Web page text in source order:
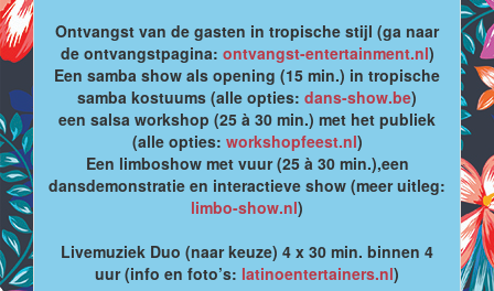
Ontvangst van de gasten in tropische stijl (ga naar
de ontvangstpagina: ontvangst-entertainment.nl)
Een samba show als opening (15 min.) in tropische
samba kostuums (alle opties: dans-show.be)
een salsa workshop (25 à 30 min.) met het publiek
(alle opties: workshopfeest.nl)
Een limboshow met vuur (25 à 30 min.),een
dansdemonstratie en interactieve show (meer uitleg:
limbo-show.nl)
Livemuziek Duo (naar keuze) 4 x 30 min. binnen 4
uur (info en foto’s: latinoentertainers.nl)